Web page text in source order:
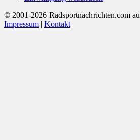
© 2001-2026 Radsportnachrichten.com
Impressum | Kontakt